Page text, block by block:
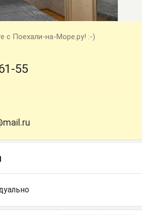
с Поехали-на-Море.ру! :-)
55
04